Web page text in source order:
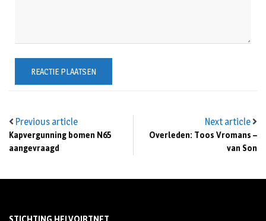
Previous article
Kapvergunning bomen N65
aangevraagd
Next article
Overleden: Toos Vromans –
van Son